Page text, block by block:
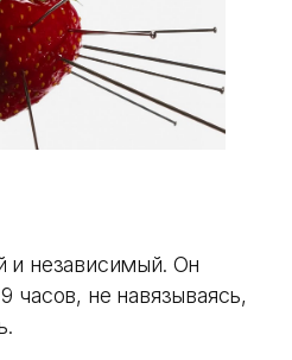
и независимый. Он
часов, не навязываясь,